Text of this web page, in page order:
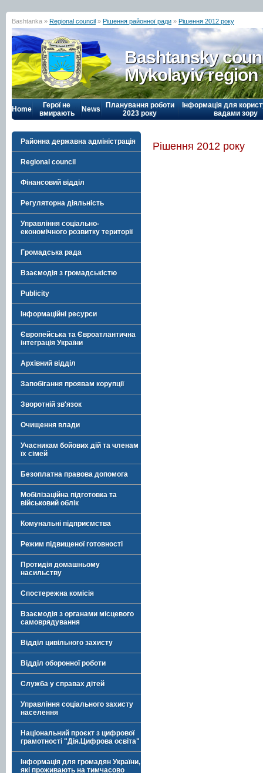
Bashtanka » Regional council » Рішення районної ради » Рішення 2012 року
Bashtansky
Mykolayiv region
Home
Герої не
вмирають
News
Планування роботи
2023 року
Інформація для
вадами зору
Районна державна адміністрація
Regional council
Фінансовий відділ
Регуляторна діяльність
Управління соціально-
економічного розвитку території
Громадська рада
Взаємодія з громадськістю
Publicity
Інформаційні ресурси
Європейська та Євроатлантична
інтеграція України
Архівний відділ
Запобігання проявам корупції
Зворотній зв'язок
Очищення влади
Учасникам бойових дій та членам
їх сімей
Безоплатна правова допомога
Мобілізаційна підготовка та
військовий облік
Комунальні підприємства
Режим підвищеної готовності
Протидія домашньому
насильству
Спостережна комісія
Взаємодія з органами місцевого
самоврядування
Відділ цивільного захисту
Відділ оборонної роботи
Служба у справах дітей
Управління соціального захисту
населення
Національний проєкт з цифрової
грамотності "Дія.Цифрова освіта"
Інформація для громадян України,
які проживають на тимчасово
Рішення 2012 року